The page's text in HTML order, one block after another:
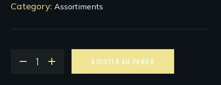
Category: Assortiments
AJOUTER AU PANIER